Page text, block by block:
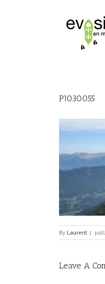
P1030055
By Laurent |
Leave A